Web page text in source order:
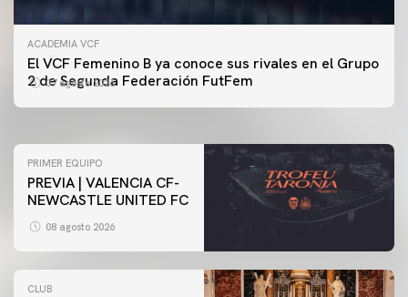
ACADEMIA VCF
El VCF Femenino B ya conoce sus rivales en el Grupo
2 de Segunda Federación FutFem
07 agosto 2026
PRIMER EQUIPO
ENTRENAMIENTO DEL VALENCIA CF 7/8/2026
PRIMER EQUIPO
PREVIA | VALENCIA CF-
NEWCASTLE UNITED FC
08 agosto 2026
CLUB